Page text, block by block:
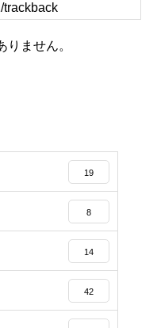
ません。
19
8
14
42